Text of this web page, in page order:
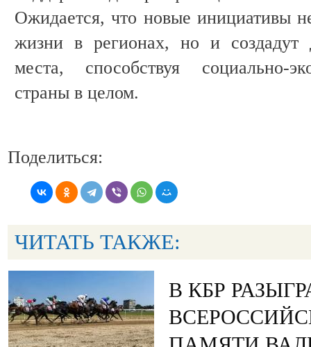
Ожидается, что новые инициативы
жизни в регионах, но и создадут
места, способствуя социально-
страны в целом.
Поделиться:
ЧИТАТЬ ТАКЖЕ:
В КБР